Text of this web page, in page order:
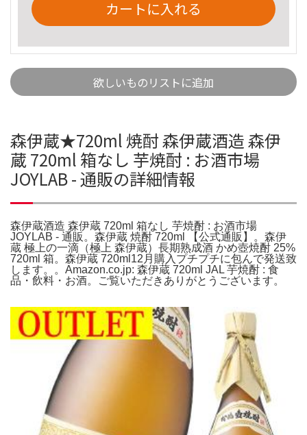
カートに入れる
欲しいものリストに追加
森伊蔵★720ml 焼酎 森伊蔵酒造 森伊
蔵 720ml 箱なし 芋焼酎 : お酒市場
JOYLAB - 通販の詳細情報
森伊蔵酒造 森伊蔵 720ml 箱なし 芋焼酎 : お酒市場
JOYLAB - 通販。森伊蔵 焼酎 720ml 【公式通販】。森伊
蔵 極上の一滴（極上 森伊蔵）長期熟成酒 かめ壺焼酎 25%
720ml 箱。森伊蔵 720ml12月購入プチプチに包んで発送致
します。。Amazon.co.jp: 森伊蔵 720ml JAL 芋焼酎 : 食
品・飲料・お酒。ご覧いただきありがとうございます。